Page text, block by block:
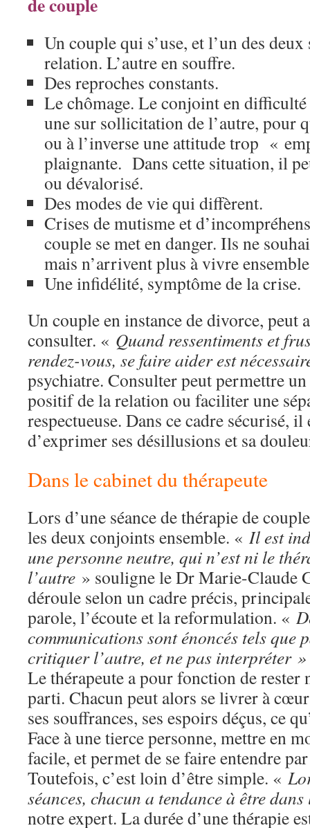
Un couple qui s’use, et l’un des deux
relation. L’autre en souffre.
Des reproches constants.
Le chômage. Le conjoint en
une sur sollicitation de l’autre, pour
ou à l’inverse une attitude trop «
plaignante. Dans cette situation, il
ou dévalorisé.
Des modes de vie qui diffèrent.
Crises de mutisme et
couple se met en danger. Ils ne
mais n’arrivent plus à vivre
Une infidélité, symptôme de la crise.
Un couple en instance de divorce, peut
consulter. « Quand ressentiments et
rendez-vous, se faire aider est
psychiatre. Consulter peut permettre
positif de la relation ou faciliter une
respectueuse. Dans ce cadre sécurisé,
d’exprimer ses désillusions et sa
Dans le cabinet du thérapeute
Lors d’une séance de thérapie de
les deux conjoints ensemble. « Il est
une personne neutre, qui n’est ni le
l’autre » souligne le Dr Marie-Claude
déroule selon un cadre précis,
parole, l’écoute et la reformulation. «
communications sont énoncés tels que
critiquer l’autre, et ne pas interpréter »
Le thérapeute a pour fonction de rester
parti. Chacun peut alors se livrer à
ses souffrances, ses espoirs déçus, ce
Face à une tierce personne, mettre en
facile, et permet de se faire entendre
Toutefois, c’est loin d’être simple. «
séances, chacun a tendance à être
notre expert. La durée d’une thérapie